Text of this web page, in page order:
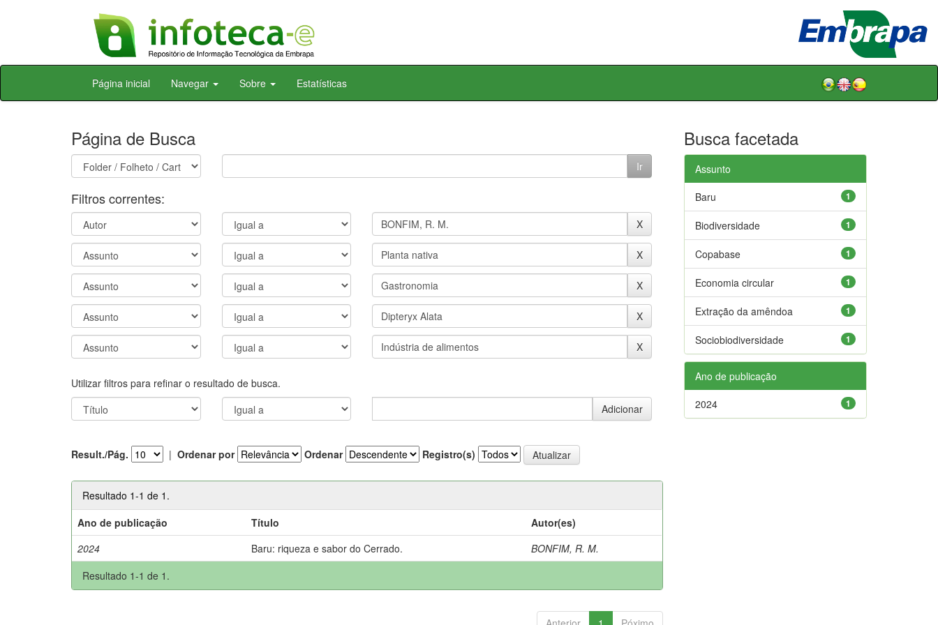
Skip
Página inicial Navegar Sobre Estatísticas
Página de Busca
Filtros correntes:
Utilizar filtros para refinar o resultado de busca.
Result./Pág. | Ordenar por Ordenar Registro(s)
Resultado 1-1 de 1.
Ano de publicação
Título
Autor(es)
2024
Baru: riqueza e sabor do Cerrado.
BONFIM, R. M.
Resultado 1-1 de 1.
Busca facetada
Assunto
1
Baru
1
Biodiversidade
1
Copabase
1
Economia circular
1
Extração da amêndoa
1
Sociobiodiversidade
Ano de publicação
1
2024